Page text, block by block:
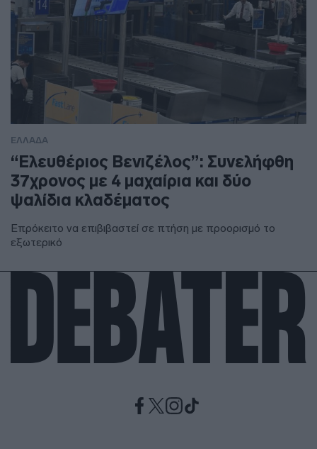
ΕΛΛΑΔΑ
“Ελευθέριος Βενιζέλος”: Συνελήφθη
37χρονος με 4 μαχαίρια και δύο
ψαλίδια κλαδέματος
Επρόκειτο να επιβιβαστεί σε πτήση με προορισμό το
εξωτερικό